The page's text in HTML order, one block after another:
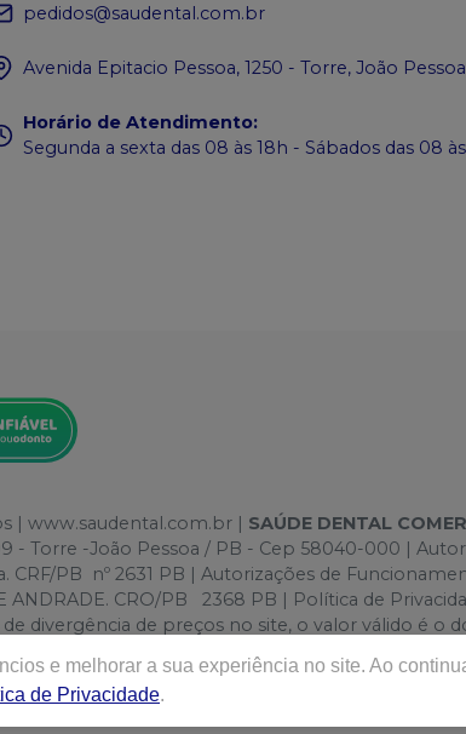
pedidos@saudental.com.br
Avenida Epitacio Pessoa, 1250 - Torre, João
Horário de Atendimento:
Segunda a sexta das 08 às 18h - Sábados das 08
| www.saudental.com.br | SAÚDE DENTAL
- Torre -João Pessoa / PB - Cep 58040-000 |
PB nº 2631 PB | Autorizações de
ANDRADE. CRO/PB 2368 PB | Política de
divergência de preços no site, o valor válido é
e melhorar a sua experiência no site. Ao
de Privacidade.